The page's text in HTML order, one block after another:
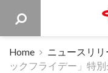
Home ニュースリ
ックフライデー」特